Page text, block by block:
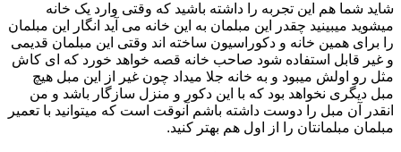
شاید شما هم این تجربه را داشته باشید که وقتی وارد یک خانه
میشوید میبینید چقدر این مبلمان به این خانه می آید انگار این مبلمان
را برای همین خانه و دکوراسیون ساخته اند وقتی این مبلمان قدیمی
و غیر قابل استفاده شود صاحب خانه قصه خواهد خورد که ای کاش
مثل رو اولش میبود و به خانه جلا میداد چون غیر از این مبل هیچ
مبل دیگری نخواهد بود که با این دکور و منزل سازگار باشد و من
انقدر آن مبل را دوست داشته باشم آنوقت است که میتوانید با تعمیر
مبلمان مبلمانتان را از اول هم بهتر کنید.